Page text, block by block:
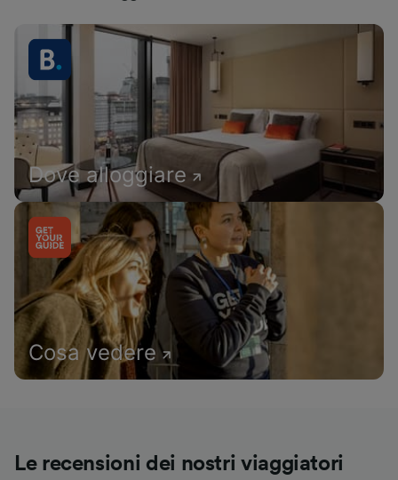
Dove alloggiare
Cosa vedere
Le recensioni dei nostri viaggiatori